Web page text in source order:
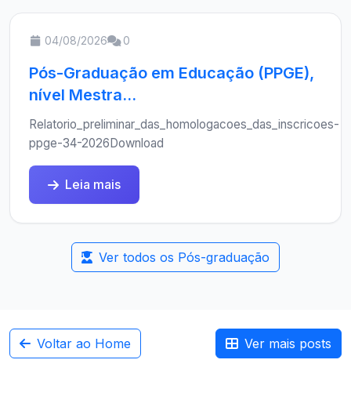
04/08/2026 0
Pós-Graduação em Educação (PPGE),
nível Mestra...
Relatorio_preliminar_das_homologacoes_das_inscricoes-
ppge-34-2026Download
Leia mais
Ver todos os Pós-graduação
Voltar ao Home Ver mais posts